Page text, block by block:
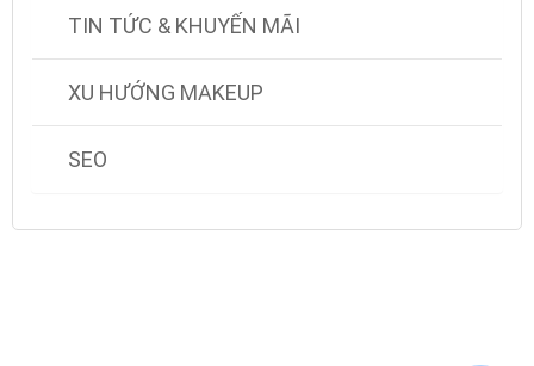
TIN TỨC & KHUYẾN MÃI
XU HƯỚNG MAKEUP
SEO